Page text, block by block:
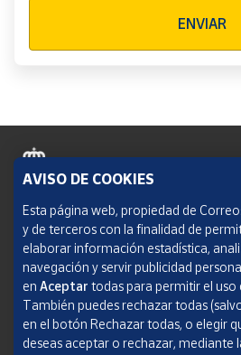
ENVIAR
Política de cookies
Aviso legal
Condiciones del servicio
Política de Privacidad Web
AVISO DE COOKIES
Esta página web, propiedad de
y de terceros con la finalidad de
elaborar información estadística,
navegación y servir publicidad
en Aceptar todas para permitir el uso
También puedes rechazar todas
en el botón Rechazar todas, o elegir
deseas aceptar o rechazar, mediante